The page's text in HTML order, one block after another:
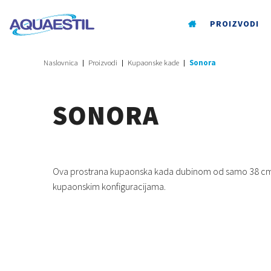
PROIZVODI
Naslovnica Proizvodi Kupaonske kade Sonora
SONORA
Ova prostrana kupaonska kada dubinom od samo 38
kupaonskim konfiguracijama.